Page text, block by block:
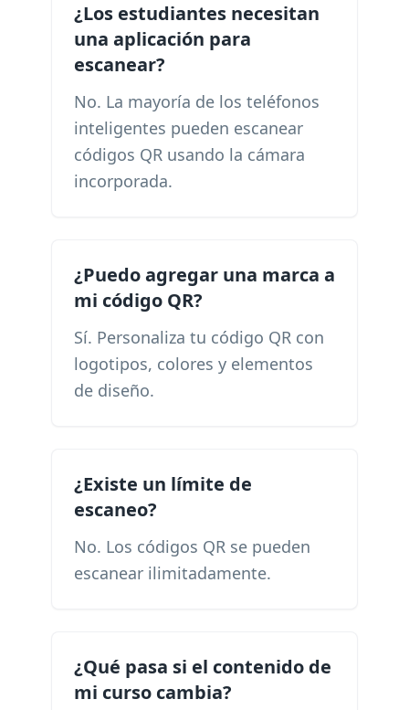
¿Los estudiantes necesitan
una aplicación para
escanear?
No. La mayoría de los teléfonos
inteligentes pueden escanear
códigos QR usando la cámara
incorporada.
¿Puedo agregar una marca a
mi código QR?
Sí. Personaliza tu código QR con
logotipos, colores y elementos
de diseño.
¿Existe un límite de
escaneo?
No. Los códigos QR se pueden
escanear ilimitadamente.
¿Qué pasa si el contenido de
mi curso cambia?